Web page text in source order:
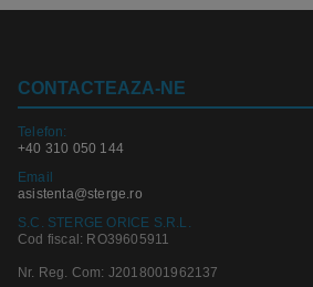
CONTACTEAZA-NE
Telefon:
+40 310 050 144
Email
asistenta@sterge.ro
S.C. STERGE ORICE S.R.L.
Cod fiscal: RO39605911
Nr. Reg. Com: J2018001962137